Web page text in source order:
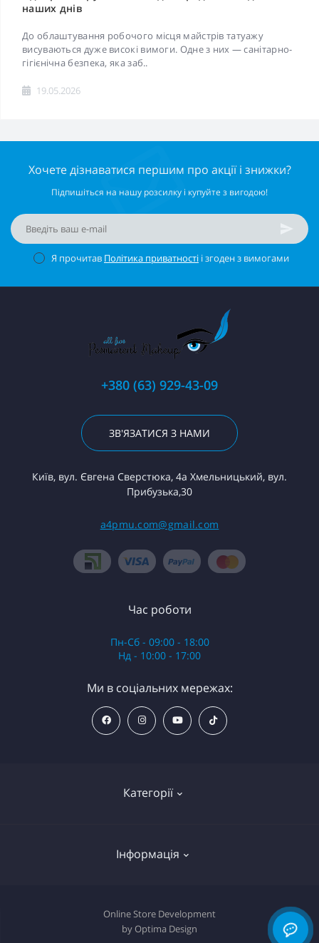
наших днів
До облаштування робочого місця майстрів татуажу
висуваються дуже високі вимоги. Одне з них — санітарно-
гігієнічна безпека, яка заб..
19.05.2026
Хочете дізнаватися першим про акції і знижки?
Підпишіться на нашу розсилку і купуйте з вигодою!
Я прочитав Політика приватності і згоден з вимогами
+380 (63) 929-43-09
ЗВ'ЯЗАТИСЯ З НАМИ
Київ, вул. Євгена Сверстюка, 4а Хмельницький, вул.
Прибузька,30
a4pmu.com@gmail.com
Категорії
Пігменти
Інформація
Декларація про файли cookie
Політика приватності
Час роботи
Пн-Сб - 09:00 - 18:00
Нд - 10:00 - 17:00
Ми в соціальних мережах:
Online Store Development
by Optima Design